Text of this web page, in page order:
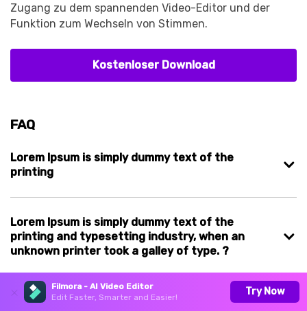
Filmora - AI Video Editor
Edit Faster, Smarter and Easier!
Try Now
Zugang zu dem spannenden Video-Editor und der
Funktion zum Wechseln von Stimmen.
Kostenloser Download
FAQ
Lorem Ipsum is simply dummy text of the
printing
Lorem Ipsum is simply dummy text of the
printing and typesetting industry, when an
unknown printer took a galley of type. ?
Lorem Ipsum is simply dummy text of the